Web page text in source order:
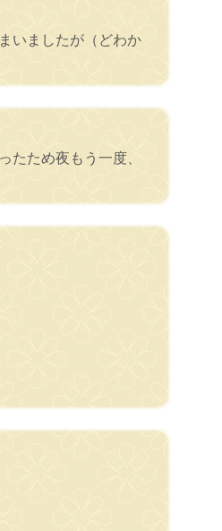
いましたが（どわか
ため夜もう一度、